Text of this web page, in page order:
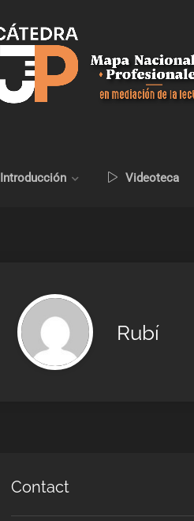
Introducción Videoteca
Rubí
Contact